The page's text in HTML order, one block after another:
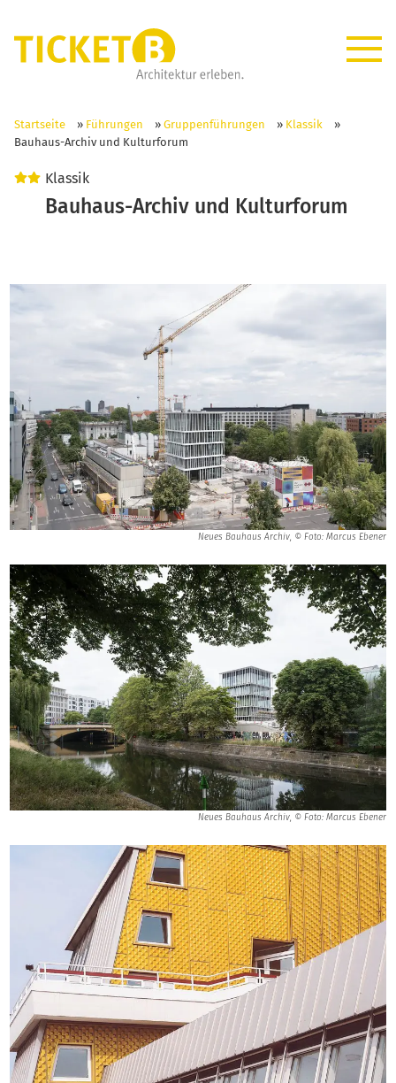
Startseite » Führungen » Gruppenführungen » Klassik
»
Bauhaus-Archiv und Kulturforum
Klassik
Bauhaus-Archiv und Kulturforum
Neues Bauhaus Archiv, © Foto: Marcus Ebener
Neues Bauhaus Archiv, © Foto: Marcus Ebener